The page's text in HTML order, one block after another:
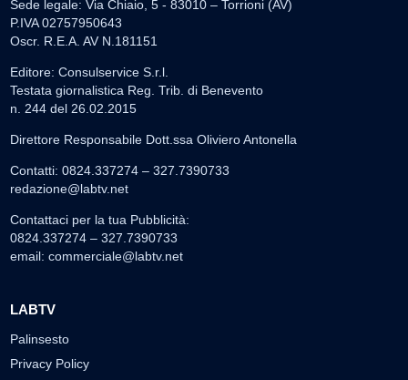
Sede legale: Via Chiaio, 5 - 83010 – Torrioni (AV)
P.IVA 02757950643
Oscr. R.E.A. AV N.181151
Editore: Consulservice S.r.l.
Testata giornalistica Reg. Trib. di Benevento
n. 244 del 26.02.2015
Direttore Responsabile Dott.ssa Oliviero Antonella
Contatti: 0824.337274 – 327.7390733
redazione@labtv.net
Contattaci per la tua Pubblicità:
0824.337274 – 327.7390733
email: commerciale@labtv.net
LABTV
Palinsesto
Privacy Policy